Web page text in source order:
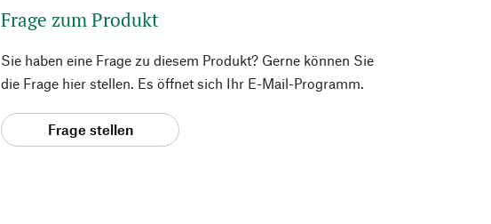
Frage zum Produkt
Sie haben eine Frage zu diesem Produkt? Gerne können Sie
die Frage hier stellen. Es öffnet sich Ihr E-Mail-Programm.
Frage stellen